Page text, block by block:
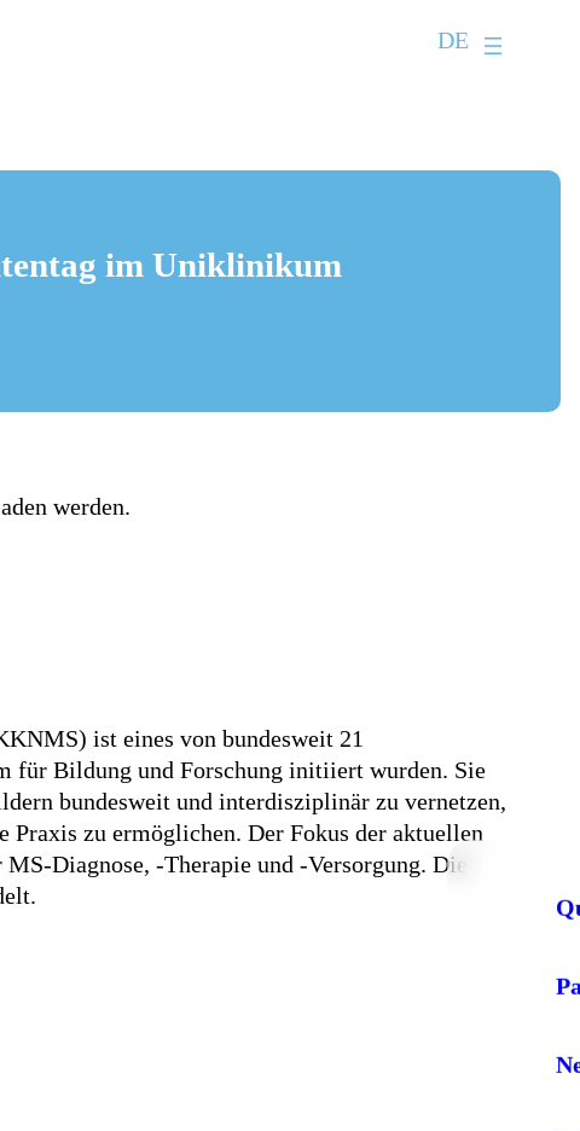
im Uniklinikum
werden.
ist eines von bundesweit 21
für Bildung und Forschung initiiert wurden. Sie
bundesweit und interdisziplinär zu vernetzen,
Praxis zu ermöglichen. Der Fokus der aktuellen
Diagnose, -Therapie und -Versorgung. Die
DE